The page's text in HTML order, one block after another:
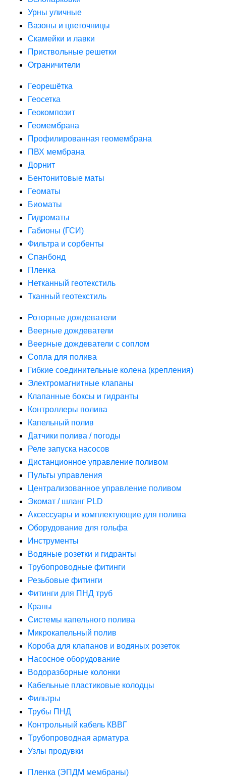
Урны уличные
Вазоны и цветочницы
Скамейки и лавки
Приствольные решетки
Ограничители
Георешётка
Геосетка
Геокомпозит
Геомембрана
Профилированная геомембрана
ПВХ мембрана
Дорнит
Бентонитовые маты
Геоматы
Биоматы
Гидроматы
Габионы (ГСИ)
Фильтра и сорбенты
Спанбонд
Пленка
Нетканный геотекстиль
Тканный геотекстиль
Роторные дождеватели
Веерные дождеватели
Веерные дождеватели с соплом
Сопла для полива
Гибкие соединительные колена (крепления)
Электромагнитные клапаны
Клапанные боксы и гидранты
Контроллеры полива
Капельный полив
Датчики полива / погоды
Реле запуска насосов
Дистанционное управление поливом
Пульты управления
Централизованное управление поливом
Экомат / шланг PLD
Аксессуары и комплектующие для полива
Оборудование для гольфа
Инструменты
Водяные розетки и гидранты
Трубопроводные фитинги
Резьбовые фитинги
Фитинги для ПНД труб
Краны
Системы капельного полива
Микрокапельный полив
Короба для клапанов и водяных розеток
Насосное оборудование
Водоразборные колонки
Кабельные пластиковые колодцы
Фильтры
Трубы ПНД
Контрольный кабель КВВГ
Трубопроводная арматура
Узлы продувки
Пленка (ЭПДМ мембраны)